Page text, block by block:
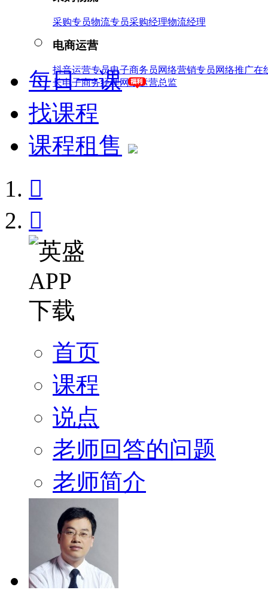
采购专员物流专员采购经理物流经理
电商运营
抖音运营专员电子商务员网络营销专员网络推广在
长电子商务经理网络运营总监
每日一课
找课程
课程租售


首页
课程
说点
老师回答的问题
老师简介